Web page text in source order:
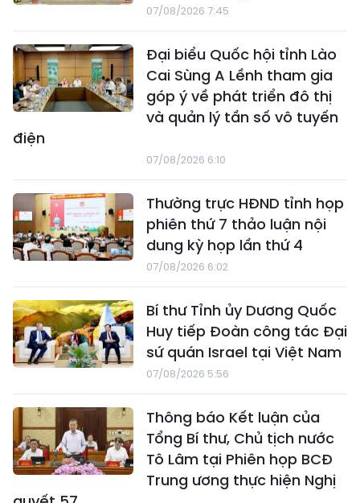
07/08/2026 7:45
Đại biểu Quốc hội tỉnh Lào
Cai Sùng A Lềnh tham gia
góp ý về phát triển đô thị
và quản lý tần số vô tuyến
điện
07/08/2026 6:10
Thường trực HĐND tỉnh họp
phiên thứ 7 thảo luận nội
dung kỳ họp lần thứ 4
07/08/2026 6:02
Bí thư Tỉnh ủy Dương Quốc
Huy tiếp Đoàn công tác Đại
sứ quán Israel tại Việt Nam
07/08/2026 5:56
Thông báo Kết luận của
Tổng Bí thư, Chủ tịch nước
Tô Lâm tại Phiên họp BCĐ
Trung ương thực hiện Nghị